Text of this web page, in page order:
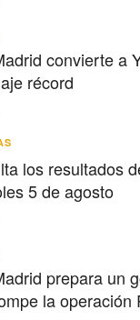
convierte a
récord
los resultados
5 de agosto
prepara un
la operación